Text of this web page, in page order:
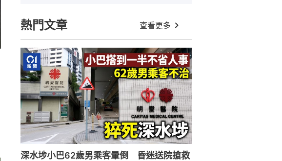
熱門文章 查看更多
深水埗小巴62歲男乘客暈倒 昏迷送院搶救